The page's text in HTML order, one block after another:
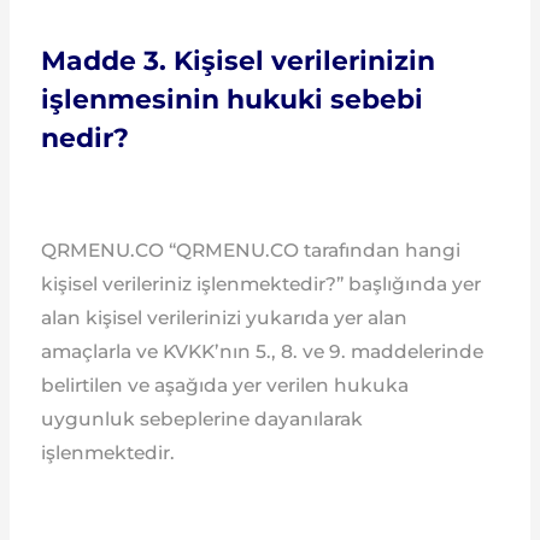
Madde 3. Kişisel verilerinizin
işlenmesinin hukuki sebebi
nedir?
QRMENU.CO “QRMENU.CO tarafından hangi
kişisel verileriniz işlenmektedir?” başlığında yer
alan kişisel verilerinizi yukarıda yer alan
amaçlarla ve KVKK’nın 5., 8. ve 9. maddelerinde
belirtilen ve aşağıda yer verilen hukuka
uygunluk sebeplerine dayanılarak
işlenmektedir.